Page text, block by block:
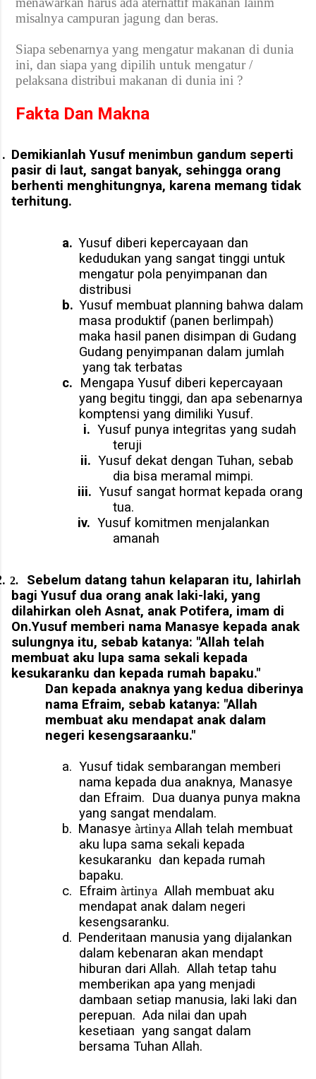
misalnya campuran jagung dan beras.
Siapa sebenarnya yang mengatur makanan di dunia
ini, dan siapa yang dipilih untuk mengatur /
pelaksana distribui makanan di dunia ini ?
Fakta Dan Makna
Demikianlah Yusuf menimbun gandum seperti
pasir di laut, sangat banyak, sehingga orang
berhenti menghitungnya, karena memang tidak
terhitung.
a. Yusuf diberi kepercayaan dan
kedudukan yang sangat tinggi untuk
mengatur pola penyimpanan dan
distribusi
b. Yusuf membuat planning bahwa dalam
masa produktif (panen berlimpah)
maka hasil panen disimpan di Gudang
Gudang penyimpanan dalam jumlah
yang tak terbatas
c. Mengapa Yusuf diberi kepercayaan
yang begitu tinggi, dan apa sebenarnya
komptensi yang dimiliki Yusuf.
i. Yusuf punya integritas yang sudah
teruji
ii. Yusuf dekat dengan Tuhan, sebab
dia bisa meramal mimpi.
iii. Yusuf sangat hormat kepada orang
tua.
iv. Yusuf komitmen menjalankan
amanah
2. Sebelum datang tahun kelaparan itu, lahirlah
bagi Yusuf dua orang anak laki-laki, yang
dilahirkan oleh Asnat, anak Potifera, imam di
On.Yusuf memberi nama Manasye kepada anak
sulungnya itu, sebab katanya: "Allah telah
membuat aku lupa sama sekali kepada
kesukaranku dan kepada rumah bapaku."
Dan kepada anaknya yang kedua diberinya
nama Efraim, sebab katanya: "Allah
membuat aku mendapat anak dalam
negeri kesengsaraanku."
a. Yusuf tidak sembarangan memberi
nama kepada dua anaknya, Manasye
dan Efraim. Dua duanya punya makna
yang sangat mendalam.
b. Manasye àrtinya Allah telah membuat
aku lupa sama sekali kepada
kesukaranku dan kepada rumah
bapaku.
c. Efraim àrtinya Allah membuat aku
mendapat anak dalam negeri
kesengsaranku.
d. Penderitaan manusia yang dijalankan
dalam kebenaran akan mendapt
hiburan dari Allah. Allah tetap tahu
memberikan apa yang menjadi
dambaan setiap manusia, laki laki dan
perepuan. Ada nilai dan upah
kesetiaan yang sangat dalam
bersama Tuhan Allah.